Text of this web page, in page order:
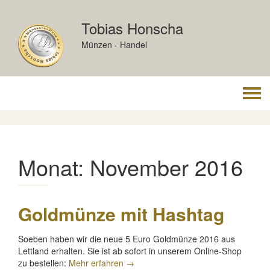
content
Tobias Honscha
Münzen - Handel
Monat: November 2016
Goldmünze mit Hashtag
Soeben haben wir die neue 5 Euro Goldmünze 2016 aus
Lettland erhalten. Sie ist ab sofort in unserem Online-Shop
zu bestellen: Mehr erfahren „Goldmünze
→